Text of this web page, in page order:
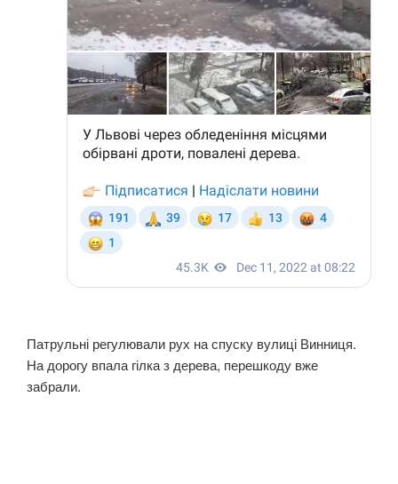
Патрульні регулювали рух на спуску вулиці Винниця.
На дорогу впала гілка з дерева, перешкоду вже
забрали.